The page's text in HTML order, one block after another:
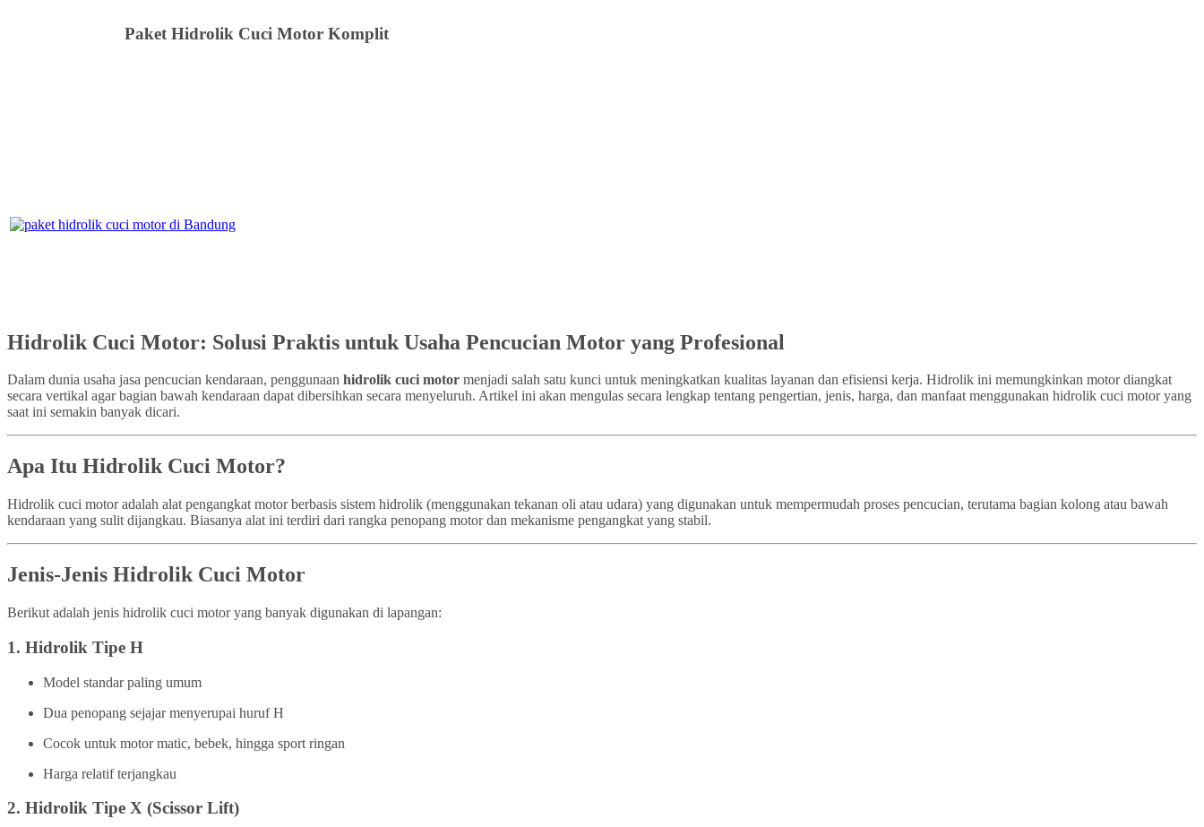
Paket Hidrolik Cuci Motor Komplit
Hidrolik Cuci Motor: Solusi Praktis untuk Usaha Pencucian Motor yang Profesional
Dalam dunia usaha jasa pencucian kendaraan, penggunaan hidrolik cuci motor menjadi salah satu kunci untuk meningkatkan kualitas layanan dan efisiensi kerja. Hidrolik ini memungkinkan motor diangkat
secara vertikal agar bagian bawah kendaraan dapat dibersihkan secara menyeluruh. Artikel ini akan mengulas secara lengkap tentang pengertian, jenis, harga, dan manfaat menggunakan hidrolik cuci motor yang
saat ini semakin banyak dicari.
Apa Itu Hidrolik Cuci Motor?
Hidrolik cuci motor adalah alat pengangkat motor berbasis sistem hidrolik (menggunakan tekanan oli atau udara) yang digunakan untuk mempermudah proses pencucian, terutama bagian kolong atau bawah
kendaraan yang sulit dijangkau. Biasanya alat ini terdiri dari rangka penopang motor dan mekanisme pengangkat yang stabil.
Jenis-Jenis Hidrolik Cuci Motor
Berikut adalah jenis hidrolik cuci motor yang banyak digunakan di lapangan:
1. Hidrolik Tipe H
Model standar paling umum
Dua penopang sejajar menyerupai huruf H
Cocok untuk motor matic, bebek, hingga sport ringan
Harga relatif terjangkau
2. Hidrolik Tipe X (Scissor Lift)